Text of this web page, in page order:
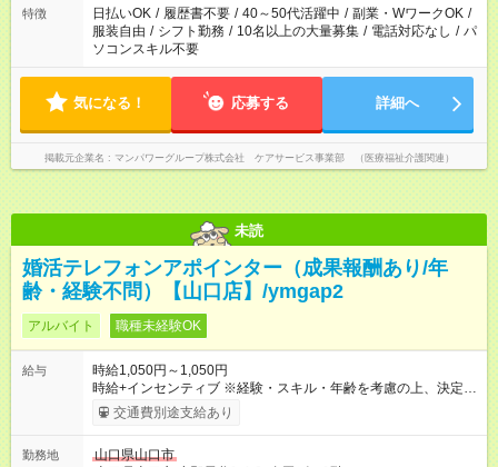
案内が難しい場合があります
特徴 日払いOK / 履歴書不要 / 40～50代活躍中 / 副業・WワークOK /
服装自由 / シフト勤務 / 10名以上の大量募集 / 電話対応なし / パ
ソコンスキル不要
気になる！ 応募する 詳細へ
掲載元企業名 マンパワーグループ株式会社 ケアサービス事業部 （医療福祉介護関連）
未読
婚活テレフォンアポインター（成果報酬あり/年
齢・経験不問）【山口店】/ymgap2
アルバイト 職種未経験OK
給与
時給1,050円～1,050円
時給+インセンティブ ※経験・スキル・年齢を考慮の上、決定し
ます。 《成果に応じたインセンティブ支給例》 テレアポ未経
験、入社5ヶ月目の女性パートさんが、時給に加えて、月7万円
果・貢献に応じた報酬制度が導入されています。 ※試用期間は3
交通費別途支給あり
勤務地
山口県山口市